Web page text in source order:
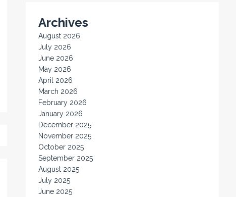
Archives
August 2026
July 2026
June 2026
May 2026
April 2026
March 2026
February 2026
January 2026
December 2025
November 2025
October 2025
September 2025
August 2025
July 2025
June 2025